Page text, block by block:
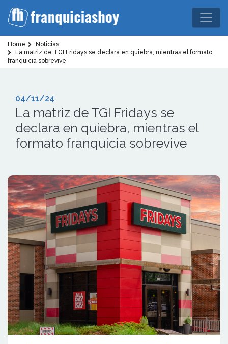
Home
Noticias
La matriz de TGI Fridays se declara en quiebra, mientras el formato
franquicia sobrevive
04/11/24
La matriz de TGI Fridays se
declara en quiebra, mientras el
formato franquicia sobrevive